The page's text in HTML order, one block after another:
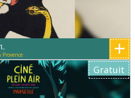
+
Gratuit